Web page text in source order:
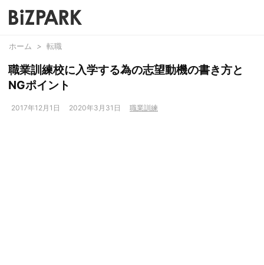
ホーム > 転職
職業訓練校に入学する為の志望動機の書き方と
NGポイント
2017年12月1日 2020年3月31日 職業訓練